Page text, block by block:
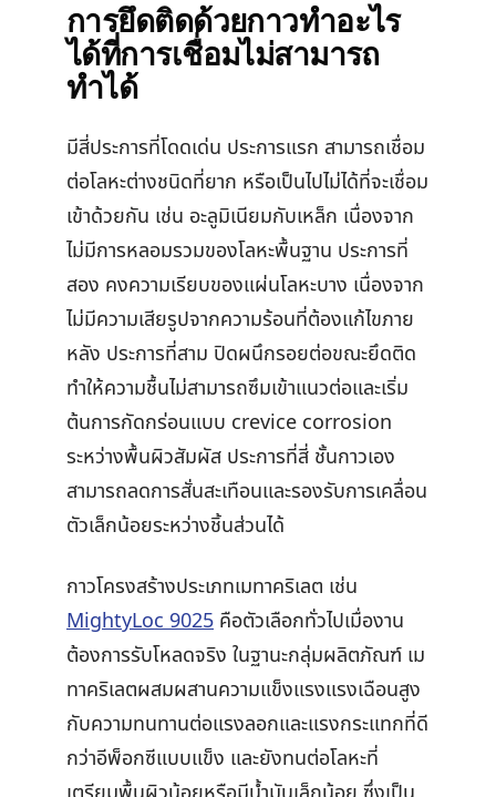
การยึดติดด้วยกาวทำอะไร
ได้ที่การเชื่อมไม่สามารถ
ทำได้
มีสี่ประการที่โดดเด่น ประการแรก สามารถเชื่อม
ต่อโลหะต่างชนิดที่ยาก หรือเป็นไปไม่ได้ที่จะเชื่อม
เข้าด้วยกัน เช่น อะลูมิเนียมกับเหล็ก เนื่องจาก
ไม่มีการหลอมรวมของโลหะพื้นฐาน ประการที่
สอง คงความเรียบของแผ่นโลหะบาง เนื่องจาก
ไม่มีความเสียรูปจากความร้อนที่ต้องแก้ไขภาย
หลัง ประการที่สาม ปิดผนึกรอยต่อขณะยึดติด
ทำให้ความชื้นไม่สามารถซึมเข้าแนวต่อและเริ่ม
ต้นการกัดกร่อนแบบ crevice corrosion
ระหว่างพื้นผิวสัมผัส ประการที่สี่ ชั้นกาวเอง
สามารถลดการสั่นสะเทือนและรองรับการเคลื่อน
ตัวเล็กน้อยระหว่างชิ้นส่วนได้
กาวโครงสร้างประเภทเมทาคริเลต เช่น
MightyLoc 9025 คือตัวเลือกทั่วไปเมื่องาน
ต้องการรับโหลดจริง ในฐานะกลุ่มผลิตภัณฑ์ เม
ทาคริเลตผสมผสานความแข็งแรงแรงเฉือนสูง
กับความทนทานต่อแรงลอกและแรงกระแทกที่ดี
กว่าอีพ็อกซีแบบแข็ง และยังทนต่อโลหะที่